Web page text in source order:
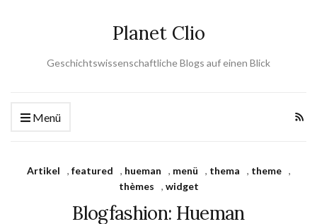
Planet Clio
Geschichtswissenschaftliche Blogs auf einen Blick
Menü
Artikel , featured , hueman , menü , thema , theme
,
thèmes
, widget
Blogfashion: Hueman